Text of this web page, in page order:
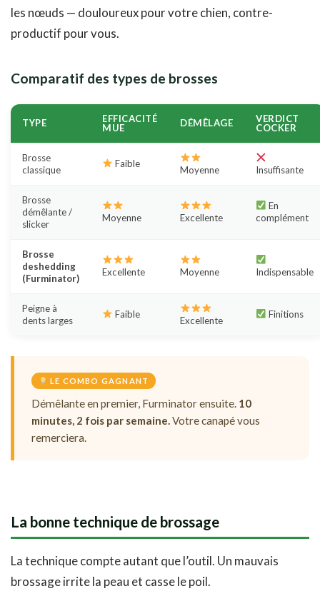
les nœuds — douloureux pour votre chien, contre-
productif pour vous.
Comparatif des types de brosses
TYPE
EFFICACITÉ
MUE
DÉMÊLAGE
VERDICT
COCKER
Brosse
classique
Faible
Moyenne Insuffisante
Brosse
démêlante /
slicker
Moyenne Excellente
En
complément
Brosse
deshedding
(Furminator)
Excellente Moyenne Indispensable
Peigne à
dents larges
Faible
Excellente
Finitions
LE COMBO GAGNANT
Démêlante en premier, Furminator ensuite. 10
minutes, 2 fois par semaine.Votre canapé vous
remerciera.
La bonne technique de brossage
La technique compte autant que l’outil. Un mauvais
brossage irrite la peau et casse le poil.